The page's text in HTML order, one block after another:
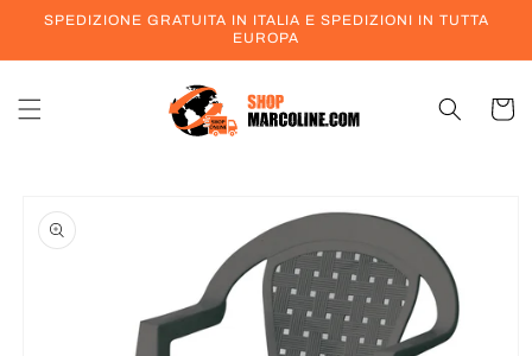
direttamente
SPEDIZIONE GRATUITA IN ITALIA E SPEDIZIONI IN TUTTA
EUROPA
Carrello
informazioni
sul prodotto